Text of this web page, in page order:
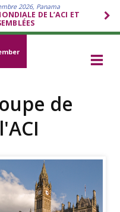
2026, Panama
DE L’ACI ET
de